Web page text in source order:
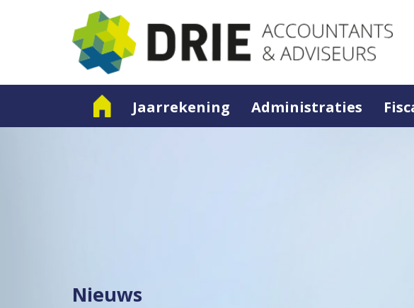
Jaarrekening Administraties
Nieuws